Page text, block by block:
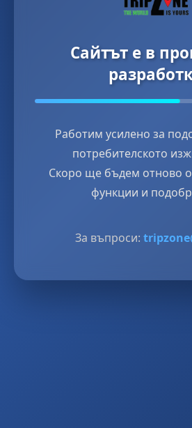
Сайтът е в
Работим усилено за
потребителското
Скоро ще бъдем отново
функции и
За въпроси: